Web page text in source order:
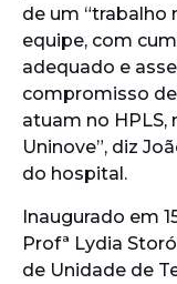
de um “trabalho
equipe, com
adequado e
compromisso
atuam no HPLS,
Uninove”, diz
do hospital.
Inaugurado em
Profª Lydia
de Unidade de